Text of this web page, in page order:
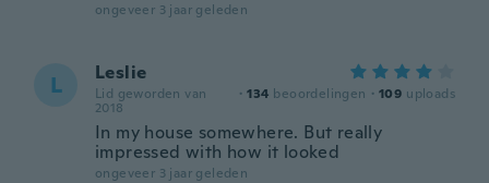
ongeveer 3 jaar geleden
L Leslie
Lid geworden van
2018
· 134 beoordelingen · 109 uploads
In my house somewhere. But really
impressed with how it looked
ongeveer 3 jaar geleden